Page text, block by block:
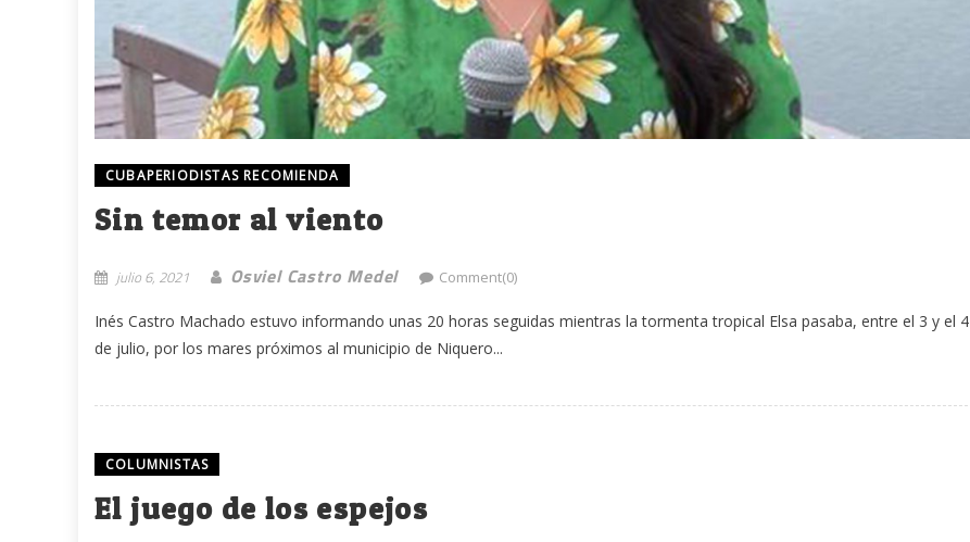
CUBAPERIODISTAS RECOMIENDA
Sin temor al viento
julio 6, 2021 Osviel Castro Medel Comment(0)
Inés Castro Machado estuvo informando unas 20 horas seguidas mientras la tormenta tropical Elsa pasaba, entre el 3 y el 4
de julio, por los mares próximos al municipio de Niquero...
COLUMNISTAS
El juego de los espejos